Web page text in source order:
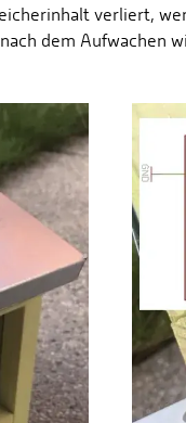
verliert,
dem Aufwachen